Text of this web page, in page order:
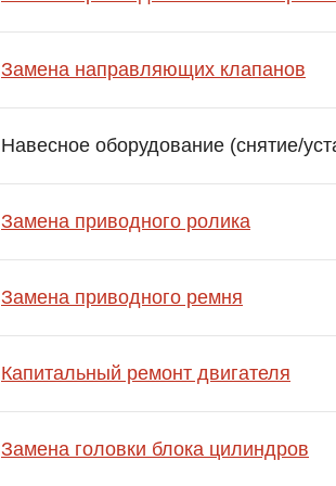
Замена направляющих клапанов
Навесное оборудование (снятие/
Замена приводного ролика
Замена приводного ремня
Капитальный ремонт двигателя
Замена головки блока цилиндров